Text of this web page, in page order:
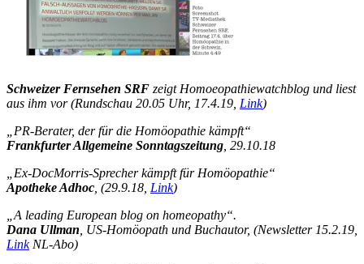
Schweizer Fernsehen SRF zeigt Homoeopathiewatchblog und liest
aus ihm vor (Rundschau 20.05 Uhr, 17.4.19, Link)
„PR-Berater, der für die Homöopathie kämpft“
Frankfurter Allgemeine Sonntagszeitung, 29.10.18
„Ex-DocMorris-Sprecher kämpft für Homöopathie“
Apotheke Adhoc, (29.9.18, Link)
„A leading European blog on homeopathy“.
Dana Ullman, US-Homöopath und Buchautor, (Newsletter 15.2.19,
LinkNL-Abo)